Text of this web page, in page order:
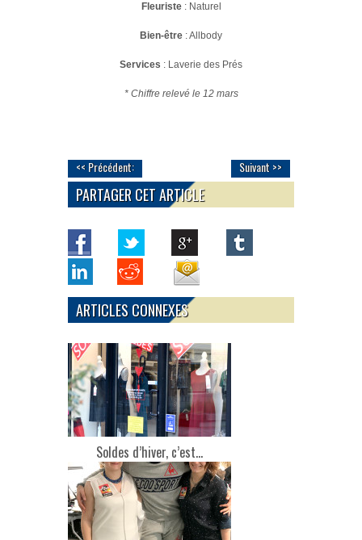
Fleuriste: Naturel
Bien-être : Allbody
Services : Laverie des Prés
* Chiffre relevé le 12 mars
<< Précédent: Suivant >>
PARTAGER CET ARTICLE
ARTICLES CONNEXES
Soldes d’hiver, c’est...